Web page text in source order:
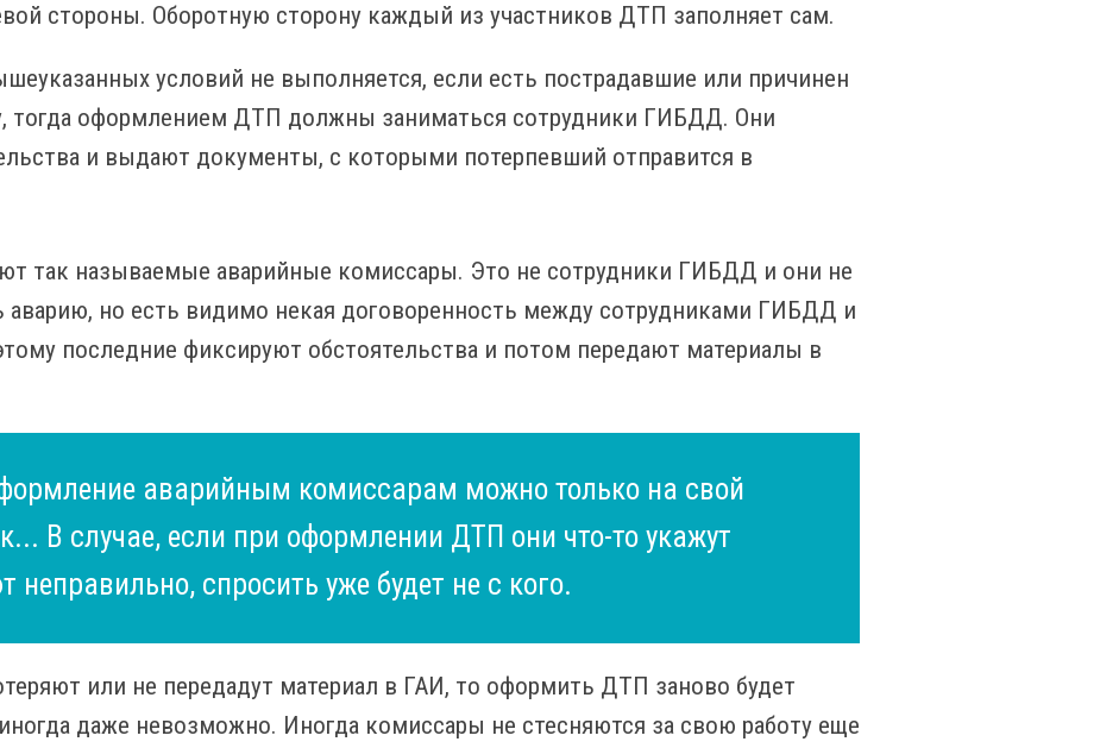
стороны. Оборотную сторону каждый из участников ДТП заполняет сам.
условий не выполняется, если есть пострадавшие или причинен
тогда оформлением ДТП должны заниматься сотрудники ГИБДД. Они
и выдают документы, с которыми потерпевший отправится в
так называемые аварийные комиссары. Это не сотрудники ГИБДД и они не
но есть видимо некая договоренность между сотрудниками ГИБДД и
последние фиксируют обстоятельства и потом передают материалы в
аварийным комиссарам можно только на свой
В случае, если при оформлении ДТП они что-то укажут
неправильно, спросить уже будет не с кого.
или не передадут материал в ГАИ, то оформить ДТП заново будет
даже невозможно. Иногда комиссары не стесняются за свою работу еще